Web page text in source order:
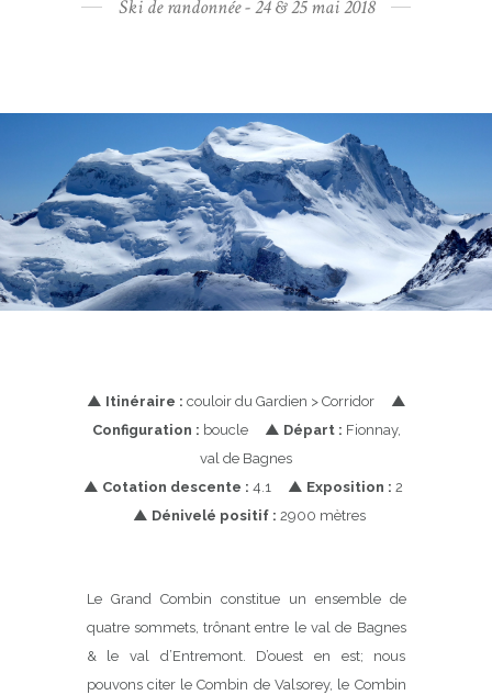
Ski de randonnée - 24 & 25 mai 2018
▲ Itinéraire : couloir du Gardien > Corridor ▲
Configuration : boucle ▲ Départ : Fionnay,
val de Bagnes
▲ Cotation descente : 4.1 ▲ Exposition : 2
▲ Dénivelé positif : 2900 mètres
Le Grand Combin constitue un ensemble de
quatre sommets, trônant entre le val de Bagnes
& le val d’Entremont. D’ouest en est; nous
pouvons citer le Combin de Valsorey, le Combin